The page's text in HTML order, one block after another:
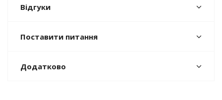
Відгуки
Поставити питання
Додатково